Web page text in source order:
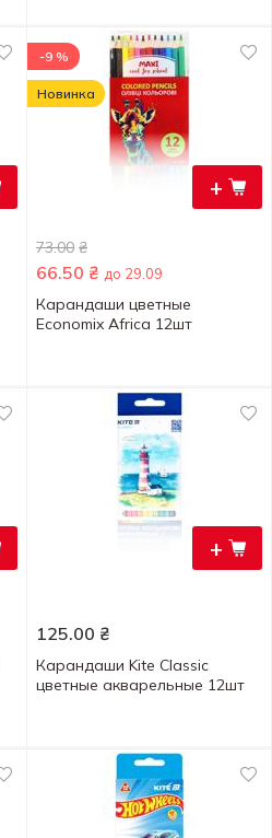
+
-9 %
Новинка
73.00 ₴
66.50 ₴ до 29.09
Карандаши цветные
Economix Africa 12шт
+
125.00 ₴
Карандаши Kite Classic
цветные акварельные 12шт